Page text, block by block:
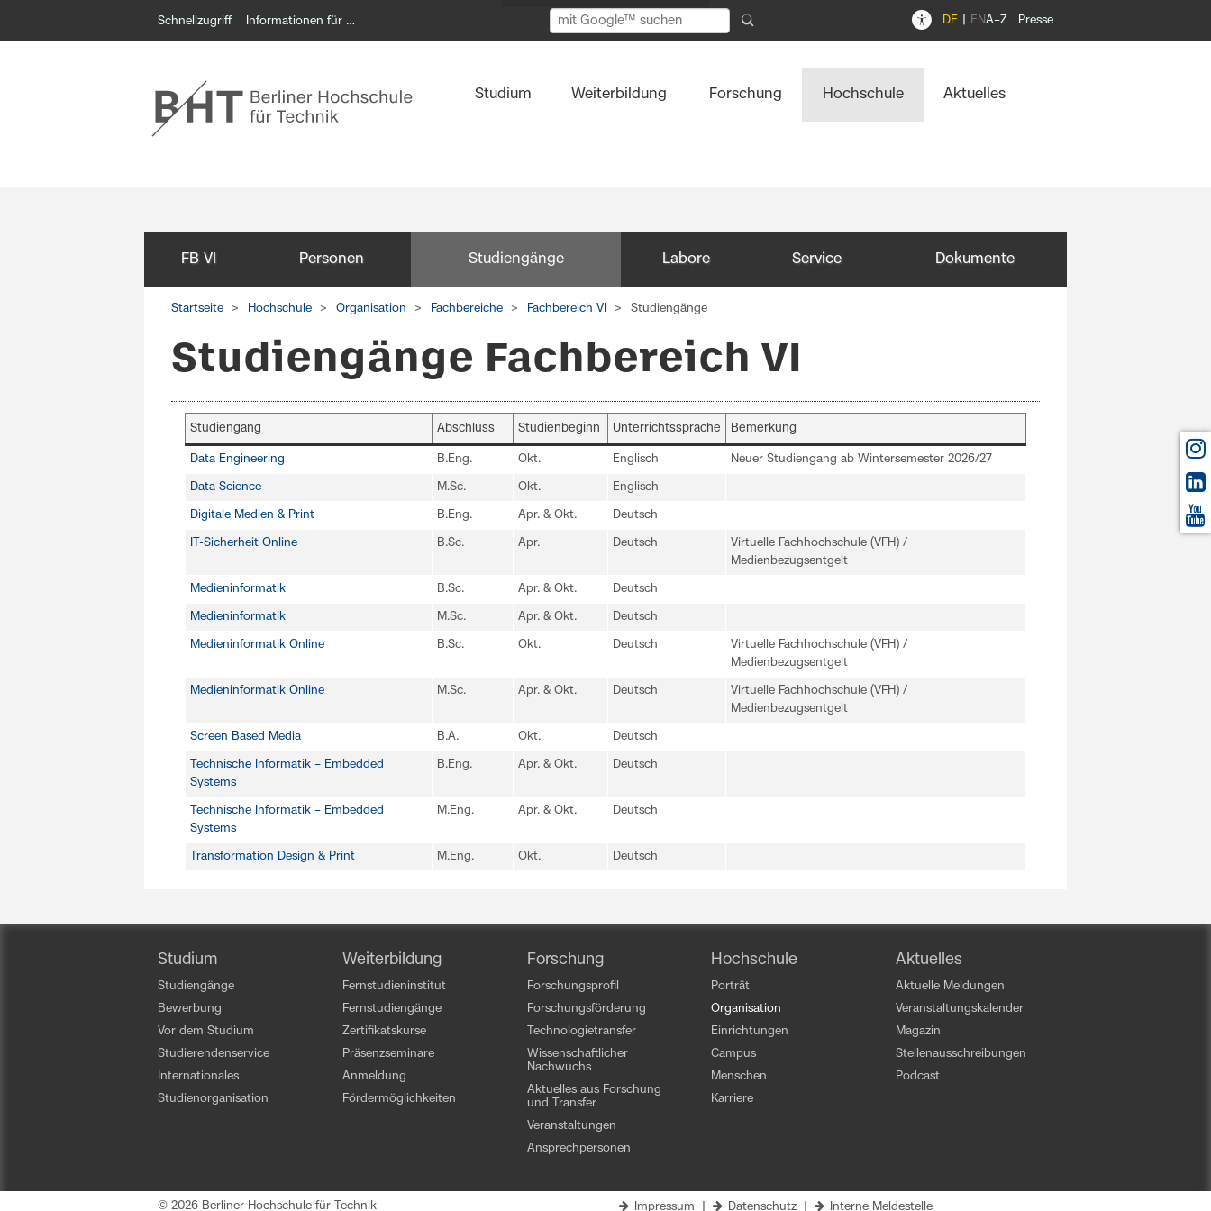
Schnellzugriff Informationen für … A–Z Presse
DE EN
Studium Weiterbildung Forschung Hochschule Aktuelles
FB VI Personen Studiengänge Labore Service Dokumente
Startseite Hochschule Organisation Fachbereiche Fachbereich VI Studiengänge
Studiengänge Fachbereich VI
Studiengang Abschluss Studienbeginn Unterrichtssprache Bemerkung
Data Engineering B.Eng. Okt. Englisch Neuer Studiengang ab Wintersemester 2026/27
Data Science M.Sc. Okt. Englisch
Digitale Medien & Print B.Eng. Apr. & Okt. Deutsch
IT-Sicherheit Online B.Sc. Apr. Deutsch
Virtuelle Fachhochschule (VFH) /
Medienbezugsentgelt
Medieninformatik B.Sc. Apr. & Okt. Deutsch
Medieninformatik M.Sc. Apr. & Okt. Deutsch
Medieninformatik Online B.Sc. Okt. Deutsch
Virtuelle Fachhochschule (VFH) /
Medienbezugsentgelt
Medieninformatik Online M.Sc. Apr. & Okt. Deutsch
Virtuelle Fachhochschule (VFH) /
Medienbezugsentgelt
Screen Based Media B.A. Okt. Deutsch
Technische Informatik – Embedded
Systems
B.Eng. Apr. & Okt. Deutsch
Technische Informatik – Embedded
Systems
M.Eng. Apr. & Okt. Deutsch
Transformation Design & Print M.Eng. Okt. Deutsch
Studium
Studiengänge
Bewerbung
Vor dem Studium
Studierendenservice
Internationales
Studienorganisation
Weiterbildung
Fernstudieninstitut
Fernstudiengänge
Zertifikatskurse
Präsenzseminare
Anmeldung
Fördermöglichkeiten
Forschung
Forschungsprofil
Forschungsförderung
Technologietransfer
Wissenschaftlicher
Nachwuchs
Aktuelles aus Forschung
und Transfer
Veranstaltungen
Ansprechpersonen
Hochschule
Porträt
Organisation
Einrichtungen
Campus
Menschen
Karriere
Aktuelles
Aktuelle Meldungen
Veranstaltungskalender
Magazin
Stellenausschreibungen
Podcast
© 2026 Berliner Hochschule für Technik Impressum Datenschutz Interne Meldestelle